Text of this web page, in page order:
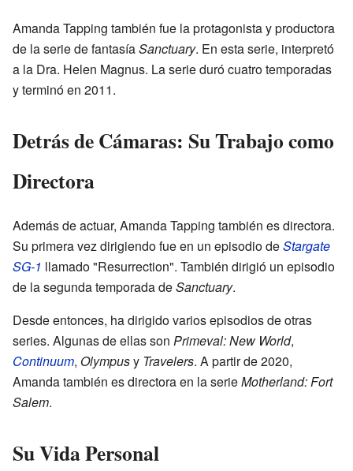
Amanda Tapping también fue la protagonista y productora
de la serie de fantasíaSanctuary. En esta serie, interpretó
a la Dra. Helen Magnus. La serie duró cuatro temporadas
y terminó en 2011.
Detrás de Cámaras: Su Trabajo como
Directora
Además de actuar, Amanda Tapping también es directora.
Su primera vez dirigiendo fue en un episodio deStargate
SG-1 llamado "Resurrection". También dirigió un episodio
de la segunda temporada deSanctuary.
Desde entonces, ha dirigido varios episodios de otras
series. Algunas de ellas son Primeval: New World,
Continuum, Olympusy Travelers. A partir de 2020,
Amanda también es directora en la serieMotherland: Fort
Salem.
Su Vida Personal